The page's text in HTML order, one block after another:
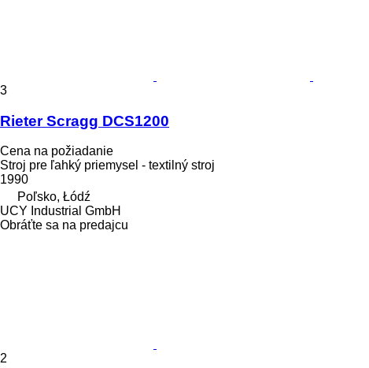
3
Rieter Scragg DCS1200
Cena na požiadanie
Stroj pre ľahký priemysel - textilný stroj
1990
Poľsko, Łódź
UCY Industrial GmbH
Obráťte sa na predajcu
2